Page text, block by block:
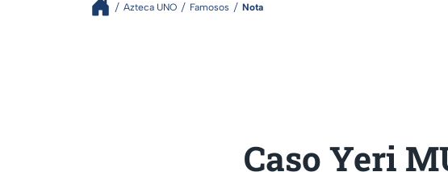
Azteca UNO Famosos Nota
Caso Yeri